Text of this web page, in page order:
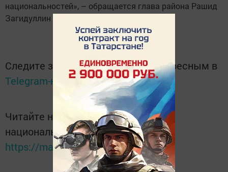
национальностей», – обращается глава района Рашид
Загидуллин к односельчанам.
Следите за самым важным и интересным в
Telegram-каналеТатмедиа
Читайте новости Татарстана в
национальном мессенджере MАХ:
https://max.ru/tatmedia